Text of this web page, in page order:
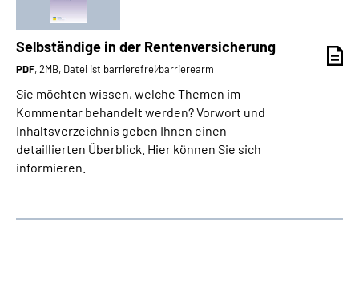
Selbständige in der Rentenversicherung
PDF, 2MB, Datei ist barrierefrei⁄barrierearm
Sie möchten wissen, welche Themen im
Kommentar behandelt werden? Vorwort und
Inhaltsverzeichnis geben Ihnen einen
detaillierten Überblick. Hier können Sie sich
informieren.